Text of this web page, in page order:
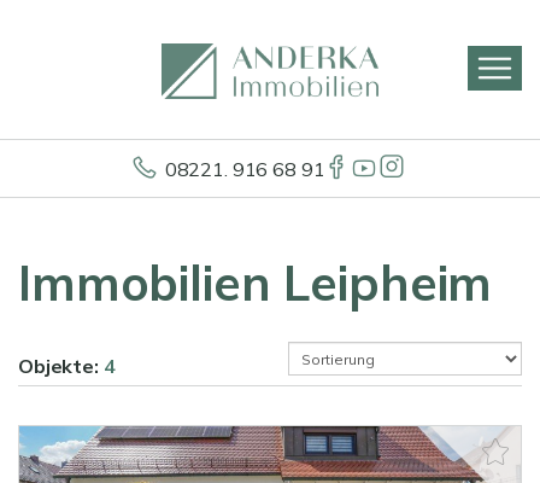
08221. 916 68 91
Immobilien Leipheim
Objekte: 4